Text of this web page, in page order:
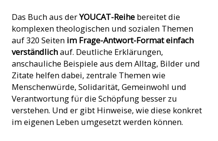
Das Buch aus derYOUCAT-Reihe bereitet die
komplexen theologischen und sozialen Themen
auf 320 Seiten im Frage-Antwort-Format einfach
verständlichauf. Deutliche Erklärungen,
anschauliche Beispiele aus dem Alltag, Bilder und
Zitate helfen dabei, zentrale Themen wie
Menschenwürde, Solidarität, Gemeinwohl und
Verantwortung für die Schöpfung besser zu
verstehen. Und er gibt Hinweise, wie diese konkret
im eigenen Leben umgesetzt werden können.